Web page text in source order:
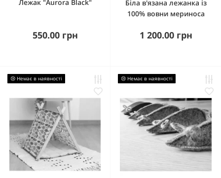
Лежак "Aurora Black"
550.00 грн
Біла в'язана лежанка із
100% вовни мериноса
1 200.00 грн
😢 Немає в наявності 😢 Немає в наявності